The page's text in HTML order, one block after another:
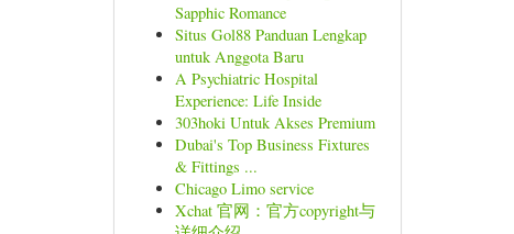
Sapphic Romance
Situs Gol88 Panduan Lengkap
untuk Anggota Baru
A Psychiatric Hospital
Experience: Life Inside
303hoki Untuk Akses Premium
Dubai's Top Business Fixtures
& Fittings ...
Chicago Limo service
Xchat 官网：官方copyright与